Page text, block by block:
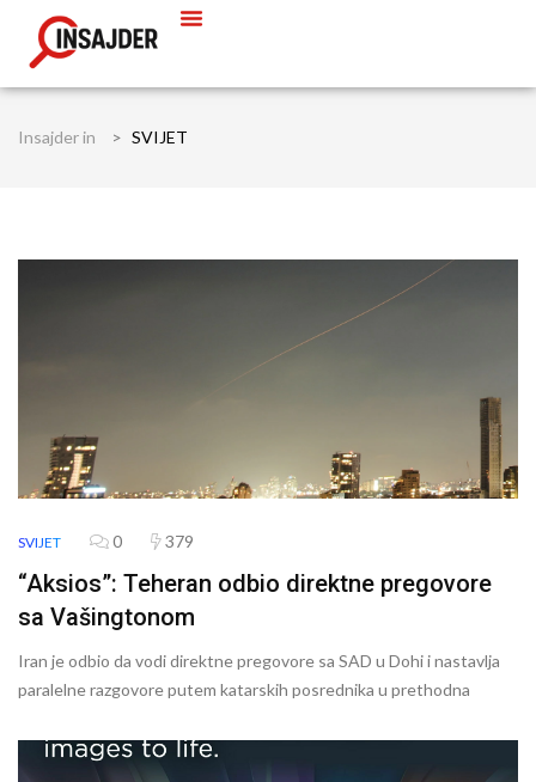
Insajder in > SVIJET
SVIJET 0 379
“Aksios”: Teheran odbio direktne pregovore
sa Vašingtonom
Iran je odbio da vodi direktne pregovore sa SAD u Dohi i nastavlja
paralelne razgovore putem katarskih posrednika u prethodna